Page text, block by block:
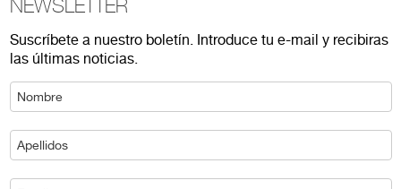
NEWSLETTER
Suscríbete a nuestro boletín. Introduce tu e-mail y recibiras
las últimas noticias.